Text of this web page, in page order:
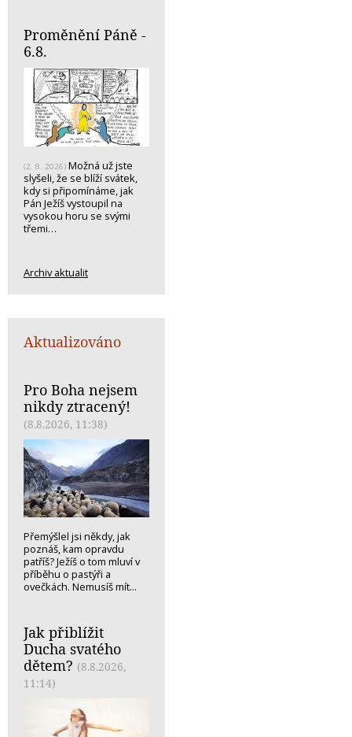
Proměnění Páně -
6.8.
(2. 8. 2026) Možná už jste
slyšeli, že se blíží svátek,
kdy si připomínáme, jak
Pán Ježíš vystoupil na
vysokou horu se svými
třemi…
Archiv aktualit
Aktualizováno
Pro Boha nejsem
nikdy ztracený!
(8.8.2026, 11:38)
Přemýšlel jsi někdy, jak
poznáš, kam opravdu
patříš? Ježíš o tom mluví v
příběhu o pastýři a
ovečkách. Nemusíš mít...
Jak přiblížit
Ducha svatého
dětem? (8.8.2026,
11:14)